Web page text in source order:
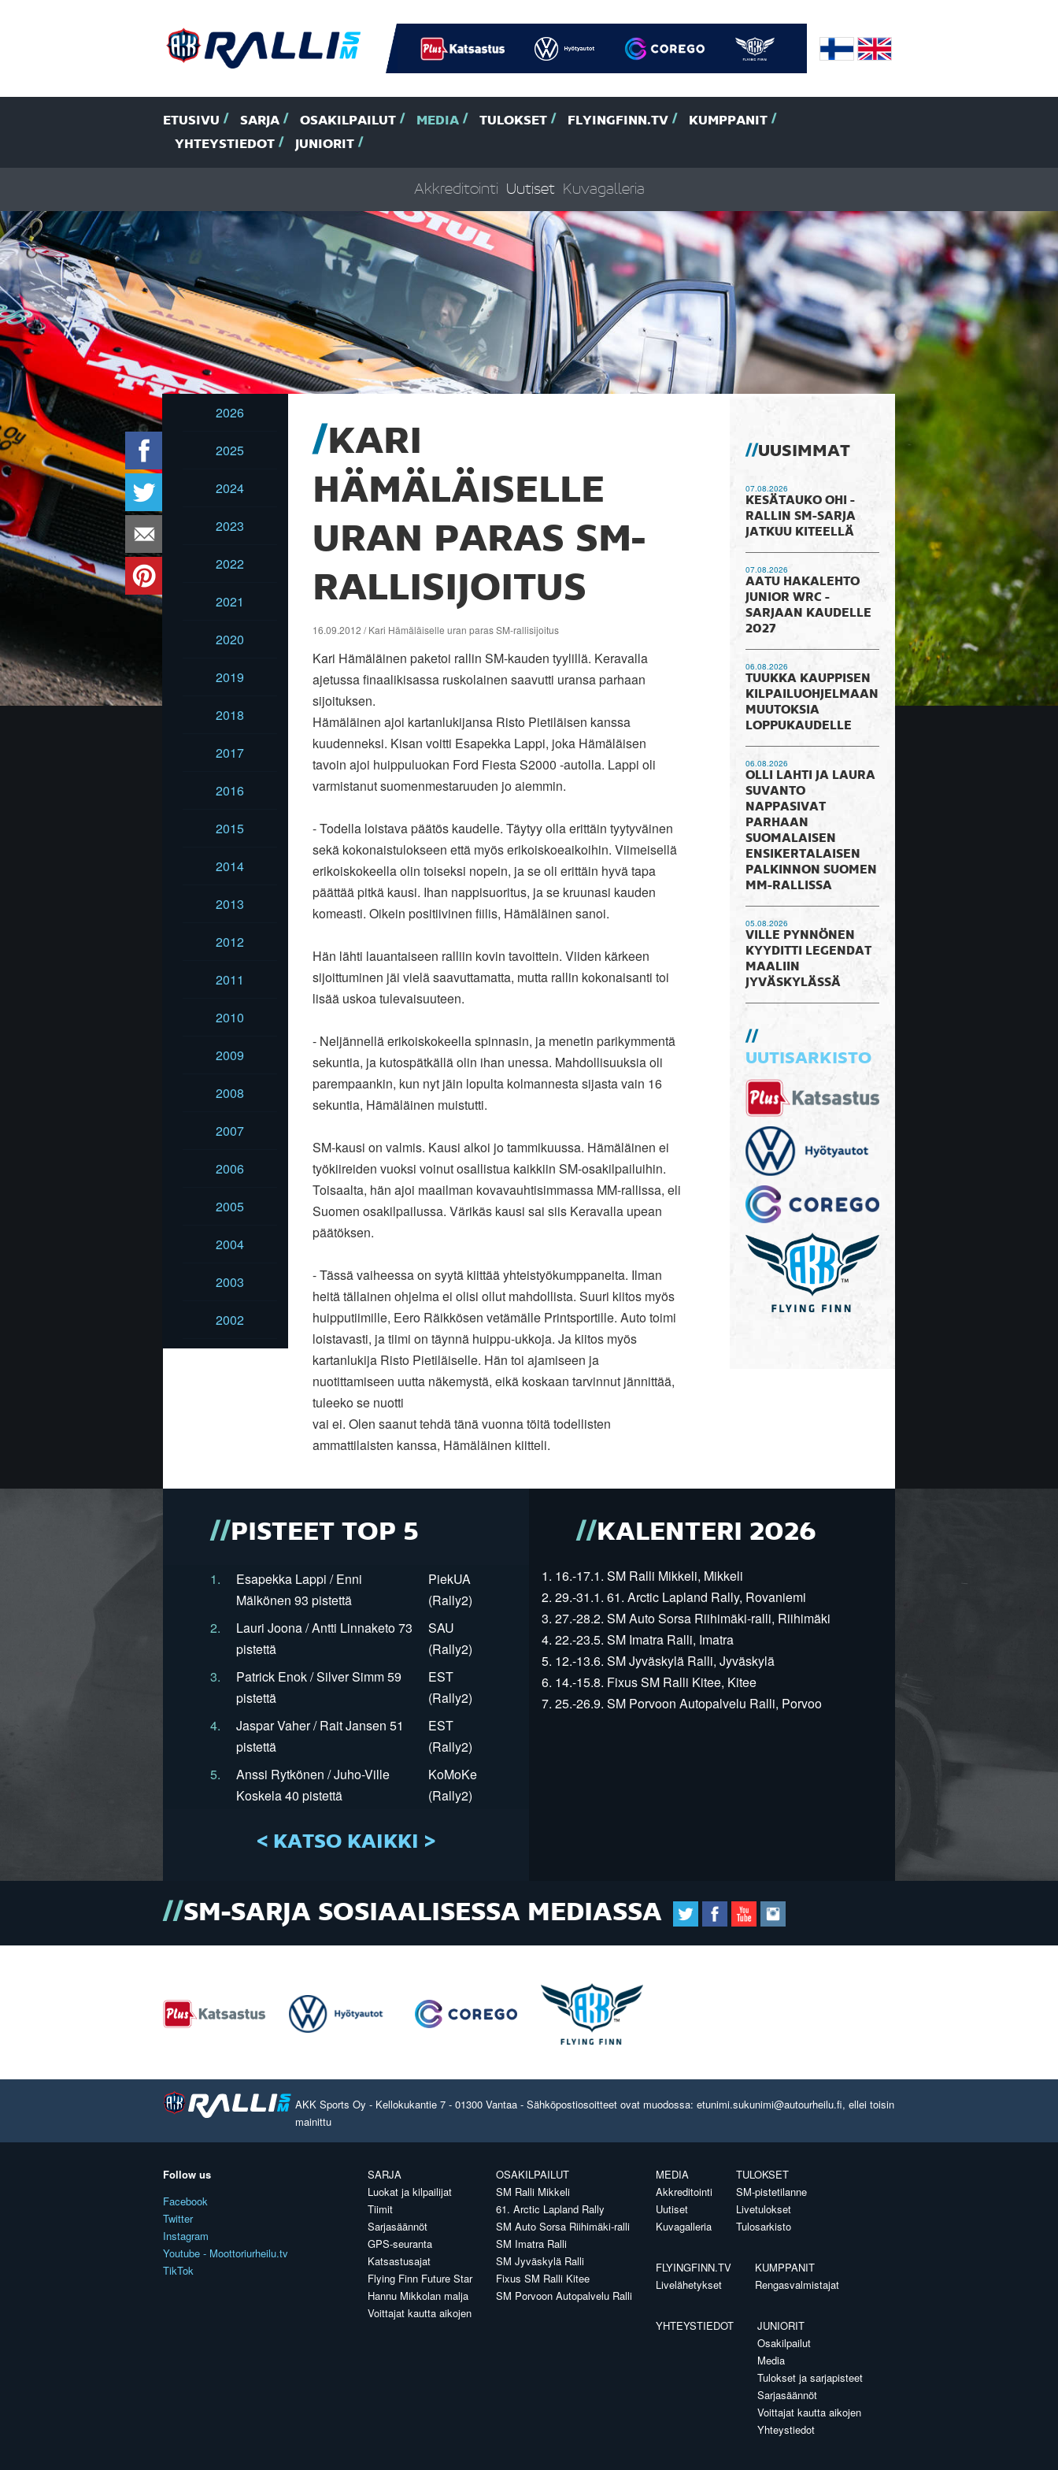
ETUSIVU SARJA OSAKILPAILUT MEDIA TULOKSET FLYINGFINN.TV
KUMPPANIT
YHTEYSTIEDOT
JUNIORIT
Akkreditointi Uutiset Kuvagalleria
2026
2025
2024
2023
2022
2021
2020
2019
2018
2017
2016
2015
2014
2013
2012
2011
2010
2009
2008
2007
2006
2005
2004
2003
2002
KARI
HÄMÄLÄISELLE
URAN PARAS SM-
RALLISIJOITUS
16.09.2012 / Kari Hämäläiselle uran paras SM-rallisijoitus
Kari Hämäläinen paketoi rallin SM-kauden tyylillä. Keravalla
ajetussa finaalikisassa ruskolainen saavutti uransa parhaan
sijoituksen.
Hämäläinen ajoi kartanlukijansa Risto Pietiläisen kanssa
kuudenneksi. Kisan voitti Esapekka Lappi, joka Hämäläisen
tavoin ajoi huippuluokan Ford Fiesta S2000 -autolla. Lappi oli
varmistanut suomenmestaruuden jo aiemmin.
- Todella loistava päätös kaudelle. Täytyy olla erittäin tyytyväinen
sekä kokonaistulokseen että myös erikoiskoeaikoihin. Viimeisellä
erikoiskokeella olin toiseksi nopein, ja se oli erittäin hyvä tapa
päättää pitkä kausi. Ihan nappisuoritus, ja se kruunasi kauden
komeasti. Oikein positiivinen fiilis, Hämäläinen sanoi.
Hän lähti lauantaiseen ralliin kovin tavoittein. Viiden kärkeen
sijoittuminen jäi vielä saavuttamatta, mutta rallin kokonaisanti toi
lisää uskoa tulevaisuuteen.
- Neljännellä erikoiskokeella spinnasin, ja menetin parikymmentä
sekuntia, ja kutospätkällä olin ihan unessa. Mahdollisuuksia oli
parempaankin, kun nyt jäin lopulta kolmannesta sijasta vain 16
sekuntia, Hämäläinen muistutti.
SM-kausi on valmis. Kausi alkoi jo tammikuussa. Hämäläinen ei
työkiireiden vuoksi voinut osallistua kaikkiin SM-osakilpailuihin.
Toisaalta, hän ajoi maailman kovavauhtisimmassa MM-rallissa, eli
Suomen osakilpailussa. Värikäs kausi sai siis Keravalla upean
päätöksen.
- Tässä vaiheessa on syytä kiittää yhteistyökumppaneita. Ilman
heitä tällainen ohjelma ei olisi ollut mahdollista. Suuri kiitos myös
huipputiimille, Eero Räikkösen vetämälle Printsportille. Auto toimi
loistavasti, ja tiimi on täynnä huippu-ukkoja. Ja kiitos myös
kartanlukija Risto Pietiläiselle. Hän toi ajamiseen ja
nuotittamiseen uutta näkemystä, eikä koskaan tarvinnut jännittää,
tuleeko se nuotti
vai ei. Olen saanut tehdä tänä vuonna töitä todellisten
ammattilaisten kanssa, Hämäläinen kiitteli.
UUSIMMAT
07.08.2026
KESÄTAUKO OHI -
RALLIN SM-SARJA
JATKUU KITEELLÄ
07.08.2026
AATU HAKALEHTO
JUNIOR WRC -
SARJAAN KAUDELLE
2027
06.08.2026
TUUKKA KAUPPISEN
KILPAILUOHJELMAAN
MUUTOKSIA
LOPPUKAUDELLE
06.08.2026
OLLI LAHTI JA LAURA
SUVANTO
NAPPASIVAT
PARHAAN
SUOMALAISEN
ENSIKERTALAISEN
PALKINNON SUOMEN
MM-RALLISSA
05.08.2026
VILLE PYNNÖNEN
KYYDITTI LEGENDAT
MAALIIN
JYVÄSKYLÄSSÄ
UUTISARKISTO
PISTEET TOP 5
1.
Esapekka Lappi / Enni
Mälkönen 93 pistettä
PiekUA
(Rally2)
2.
Lauri Joona / Antti Linnaketo 73
pistettä
SAU
(Rally2)
3.
Patrick Enok / Silver Simm 59
pistettä
EST
(Rally2)
4.
Jaspar Vaher / Rait Jansen 51
pistettä
EST
(Rally2)
5.
Anssi Rytkönen / Juho-Ville
Koskela 40 pistettä
KoMoKe
(Rally2)
< KATSO KAIKKI >
KALENTERI 2026
1. 16.-17.1. SM Ralli Mikkeli, Mikkeli
2. 29.-31.1. 61. Arctic Lapland Rally, Rovaniemi
3. 27.-28.2. SM Auto Sorsa Riihimäki-ralli, Riihimäki
4. 22.-23.5. SM Imatra Ralli, Imatra
5. 12.-13.6. SM Jyväskylä Ralli, Jyväskylä
6. 14.-15.8. Fixus SM Ralli Kitee, Kitee
7. 25.-26.9. SM Porvoon Autopalvelu Ralli, Porvoo
SM-SARJA SOSIAALISESSA MEDIASSA
AKK Sports Oy - Kellokukantie 7 - 01300 Vantaa - Sähköpostiosoitteet ovat muodossa: etunimi.sukunimi@autourheilu.fi, ellei toisin
mainittu
Follow us
Facebook
Twitter
Instagram
Youtube - Moottoriurheilu.tv
TikTok
SARJA
Luokat ja kilpailijat
Tiimit
Sarjasäännöt
GPS-seuranta
Katsastusajat
Flying Finn Future Star
Hannu Mikkolan malja
Voittajat kautta aikojen
OSAKILPAILUT
SM Ralli Mikkeli
61. Arctic Lapland Rally
SM Auto Sorsa Riihimäki-ralli
SM Imatra Ralli
SM Jyväskylä Ralli
Fixus SM Ralli Kitee
SM Porvoon Autopalvelu Ralli
MEDIA
Akkreditointi
Uutiset
Kuvagalleria
TULOKSET
SM-pistetilanne
Livetulokset
Tulosarkisto
FLYINGFINN.TV
Livelähetykset
KUMPPANIT
Rengasvalmistajat
YHTEYSTIEDOT
JUNIORIT
Osakilpailut
Media
Tulokset ja sarjapisteet
Sarjasäännöt
Voittajat kautta aikojen
Yhteystiedot